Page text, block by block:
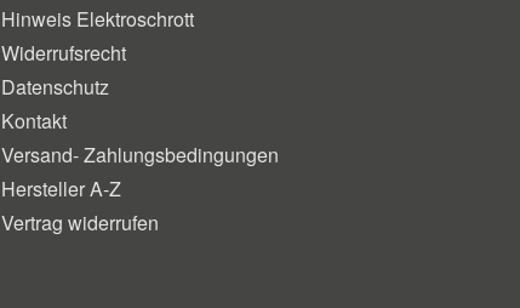
Hinweis Elektroschrott
Widerrufsrecht
Datenschutz
Kontakt
Versand- Zahlungsbedingungen
Hersteller A-Z
Vertrag widerrufen